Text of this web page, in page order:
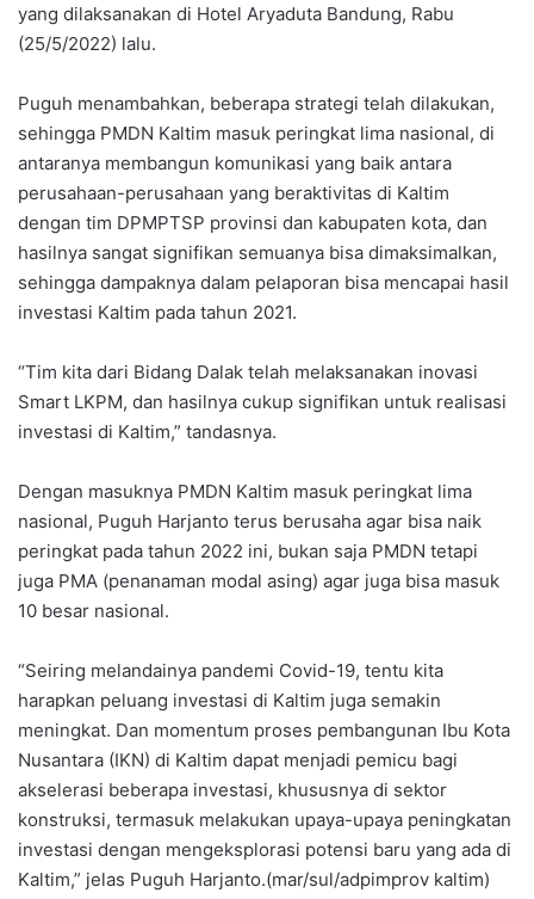
yang dilaksanakan di Hotel Aryaduta Bandung, Rabu
(25/5/2022) lalu.
Puguh menambahkan, beberapa strategi telah dilakukan,
sehingga PMDN Kaltim masuk peringkat lima nasional, di
antaranya membangun komunikasi yang baik antara
perusahaan-perusahaan yang beraktivitas di Kaltim
dengan tim DPMPTSP provinsi dan kabupaten kota, dan
hasilnya sangat signifikan semuanya bisa dimaksimalkan,
sehingga dampaknya dalam pelaporan bisa mencapai hasil
investasi Kaltim pada tahun 2021.
“Tim kita dari Bidang Dalak telah melaksanakan inovasi
Smart LKPM, dan hasilnya cukup signifikan untuk realisasi
investasi di Kaltim,” tandasnya.
Dengan masuknya PMDN Kaltim masuk peringkat lima
nasional, Puguh Harjanto terus berusaha agar bisa naik
peringkat pada tahun 2022 ini, bukan saja PMDN tetapi
juga PMA (penanaman modal asing) agar juga bisa masuk
10 besar nasional.
“Seiring melandainya pandemi Covid-19, tentu kita
harapkan peluang investasi di Kaltim juga semakin
meningkat. Dan momentum proses pembangunan Ibu Kota
Nusantara (IKN) di Kaltim dapat menjadi pemicu bagi
akselerasi beberapa investasi, khususnya di sektor
konstruksi, termasuk melakukan upaya-upaya peningkatan
investasi dengan mengeksplorasi potensi baru yang ada di
Kaltim,” jelas Puguh Harjanto.(mar/sul/adpimprov kaltim)